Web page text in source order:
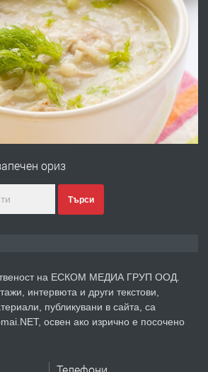
преди 1 година
Работа за общи работници
преди 1 година
Първи поход "По стъпките на Ангел
преди 1 година
Уроци по Математика
ориз
Търси
на ЕСКОМ МЕДИА ГРУП ООД.
интервюта и други текстови,
публикувани в сайта, са
освен ако изрично е посочено